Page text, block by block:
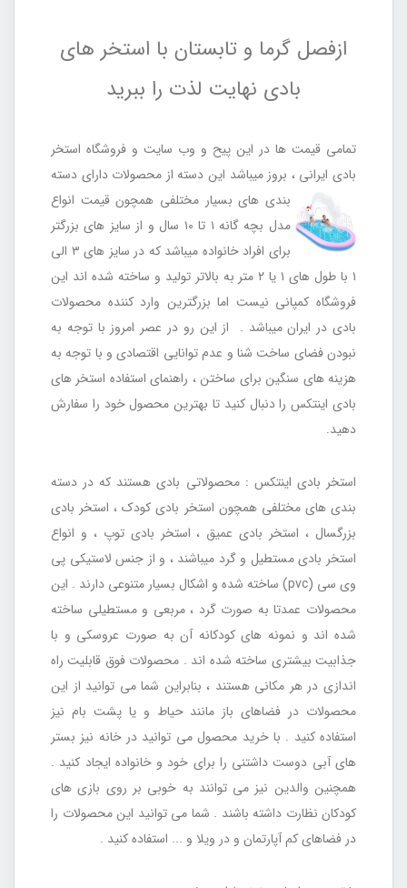
ازفصل گرما و تابستان با استخر های
بادی نهایت لذت را ببرید
تمامی قیمت ها در این پیح و وب سایت و فروشگاه استخر
بادی ایرانی ، بروز میباشد این دسته از محصولات دارای دسته
بندی های بسیار مختلفی همچون قیمت انواع
مدل بچه گانه ۱ تا ۱۰ سال و از سایز های بزرگتر
برای افراد خانواده میباشد که در سایز های ۳ الی
۱ با طول های ۱ یا ۲ متر به بالاتر تولید و ساخته شده اند این
فروشگاه کمپانی نیست اما بزرگترین وارد کننده محصولات
بادی در ایران میباشد . از این رو در عصر امروز با توجه به
نبودن فضای ساخت شنا و عدم توانایی اقتصادی و با توجه به
هزینه های سنگین برای ساختن ، راهنمای استفاده استخر های
بادی اینتکس را دنبال کنید تا بهترین محصول خود را سفارش
دهید.
استخر بادی اینتکس : محصولاتی بادی هستند که در دسته
بندی های مختلفی همچون استخر بادی کودک ، استخر بادی
بزرگسال ، استخر بادی عمیق ، استخر بادی توپ ، و انواع
استخر بادی مستطیل و گرد میباشند ، و از جنس لاستیکی پی
وی سی (pvc) ساخته شده و اشکال بسیار متنوعی دارند . این
محصولات عمدتا به صورت گرد ، مربعی و مستطیلی ساخته
شده اند و نمونه های کودکانه آن به صورت عروسکی و با
جذابیت بیشتری ساخته شده اند . محصولات فوق قابلیت راه
اندازی در هر مکانی هستند ، بنابراین شما می توانید از این
محصولات در فضاهای باز مانند حیاط و یا پشت بام نیز
استفاده کنید . با خرید محصول می توانید در خانه نیز بستر
های آبی دوست داشتنی را برای خود و خانواده ایجاد کنید .
همچنین والدین نیز می توانند به خوبی بر روی بازی های
کودکان نظارت داشته باشند . شما می توانید این محصولات را
در فضاهای کم آپارتمان و در ویلا و ... استفاده کنید .